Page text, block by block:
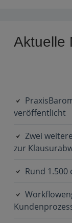
Primary
Aktuelle
veröffentlicht
Zwei
zur
Rund